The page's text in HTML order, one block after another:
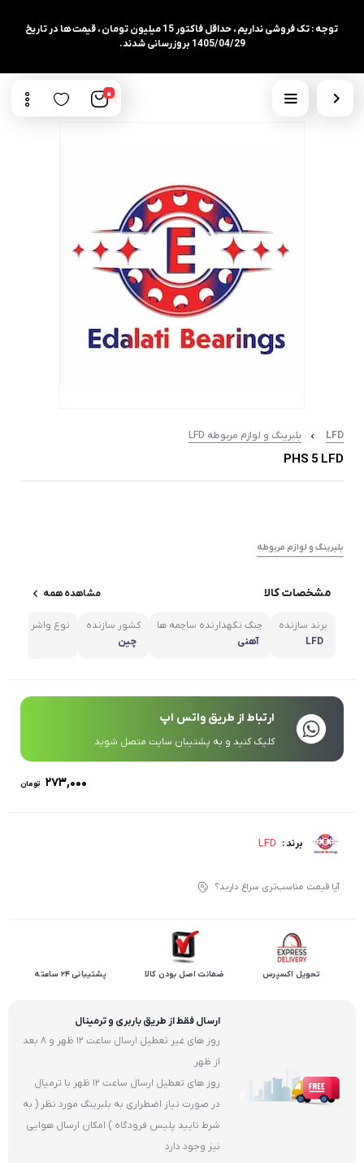
توجه : تک فروشی نداریم ، حداقل فاکتور 15 میلیون تومان ، قیمت ها در تاریخ
1405/04/29 بروزرسانی شدند.
0
LFD بلبرینگ و لوازم مربوطه LFD
PHS 5 LFD
بلبرینگ و لوازم مربوطه
مشخصات کالا مشاهده همه
برند سازنده
LFD
چنگ نگهدارنده ساچمه ها
آهنی
کشور سازنده
چین
نوع واشر
ارتباط از طریق واتس اپ
کلیک کنید و به پشتیبان سایت متصل شوید
۲۷۳,۰۰۰ تومان
برند : LFD
آیا قیمت مناسب‌تری سراغ دارید؟
تحویل اکسپرس ضمانت اصل بودن کالا پشتیبانی 24 ساعته
ارسال فقط از طریق باربری و ترمینال
روز های غیر تعطیل ارسال ساعت 12 ظهر و 8 بعد
از ظهر
روز های تعطیل ارسال ساعت 12 ظهر با ترمیال
در صورت نیاز اضطراری به بلبرینگ مورد نظر ( به
شرط تایید پلیس فرودگاه ) امکان ارسال هوایی
نیز وجود دارد